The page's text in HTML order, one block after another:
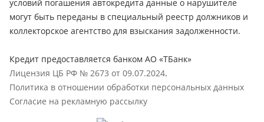
условий погашения автокредита данные о нарушителе
могут быть переданы в специальный реестр должников и
коллекторское агентство для взыскания задолженности.
Кредит предоставляется банком АО «ТБанк»
Лицензия ЦБ РФ № 2673 от 09.07.2024.
Политика в отношении обработки персональных данных
Согласие на рекламную рассылку